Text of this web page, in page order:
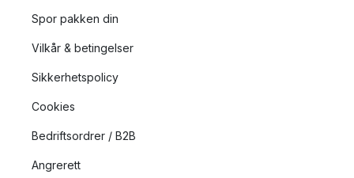
Spor pakken din
Vilkår & betingelser
Sikkerhetspolicy
Cookies
Bedriftsordrer / B2B
Angrerett